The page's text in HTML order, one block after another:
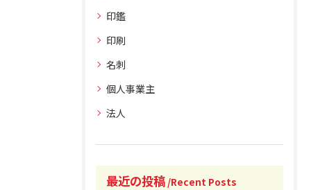
印鑑
印刷
名刺
個人事業主
法人
最近の投稿 Recent Posts